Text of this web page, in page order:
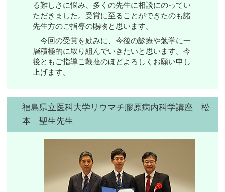
る難しさに悩み、多くの先生に相談にのってい
ただきました。受賞に至ることができたのも諸
先生方のご指導の賜物と思います。
今回の受賞を励みに、今後の診療や勉学に一
層積極的に取り組んでいきたいと思います。今
後ともご指導ご鞭撻のほどよろしくお願い申し
上げます。
福島県立医科大学リウマチ膠原病内科学講座 松
本 聖生先生